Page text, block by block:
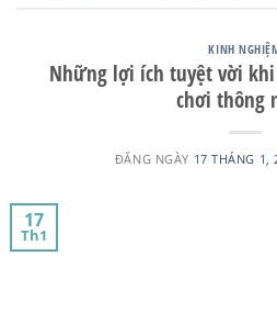
KINH
Những lợi ích tuyệt vời
chơi thông
ĐĂNG NGÀY 17 THÁNG 1,
17
Th1